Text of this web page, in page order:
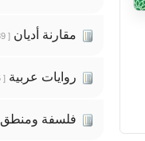
مقارنة أديان [ 939 ]
روايات عربية [ 575 ]
فلسفة ومنطق